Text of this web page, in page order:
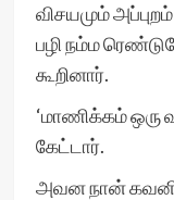
விசயமும்
பழி நம்ம
கூறினார்.
‘மாணிக்கம் ஒரு
கேட்டார்.
அவன நான்